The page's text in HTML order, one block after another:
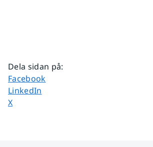
Dela sidan på:
Dela sidan på
Facebook
Dela sidan på
LinkedIn
Dela sidan på
X